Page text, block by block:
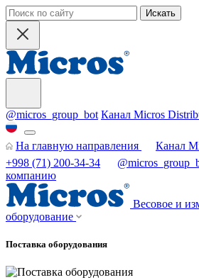
Искать
@micros_group_bot Канал Micros
На главную направления
Канал
+998 (71) 200-34-34
компанию
Весовое и
оборудование
Поставка оборудования